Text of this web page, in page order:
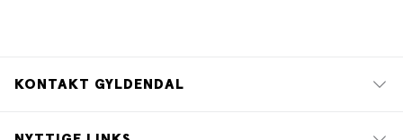
KONTAKT GYLDENDAL